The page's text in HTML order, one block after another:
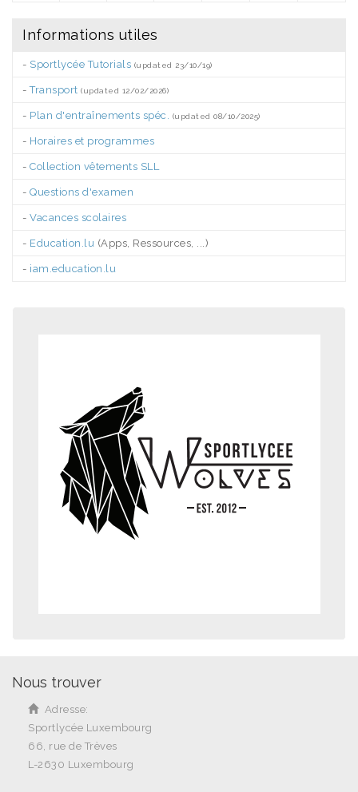
Informations utiles
- Sportlycée Tutorials (updated 23/10/19)
-Transport (updated 12/02/2026)
- Plan d'entraînements spéc. (updated 08/10/2025)
- Horaires et programmes
- Collection vêtements SLL
- Questions d'examen
- Vacances scolaires
- Education.lu (Apps, Ressources, ...)
- iam.education.lu
Nous trouver
Adresse:
Sportlycée Luxembourg
66, rue de Trèves
L-2630 Luxembourg